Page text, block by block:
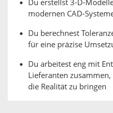
Du erstellst 3-D-
modernen CAD-
Du berechnest
für eine präzise
Du arbeitest eng mit
Lieferanten
die Realität zu bringen